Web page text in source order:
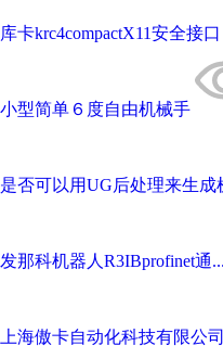
库卡krc4compactX11安全接口
小型简单６度自由机械手
是否可以用UG后处理来生成
发那科机器人R3IBprofinet通...
上海傲卡自动化科技有限公